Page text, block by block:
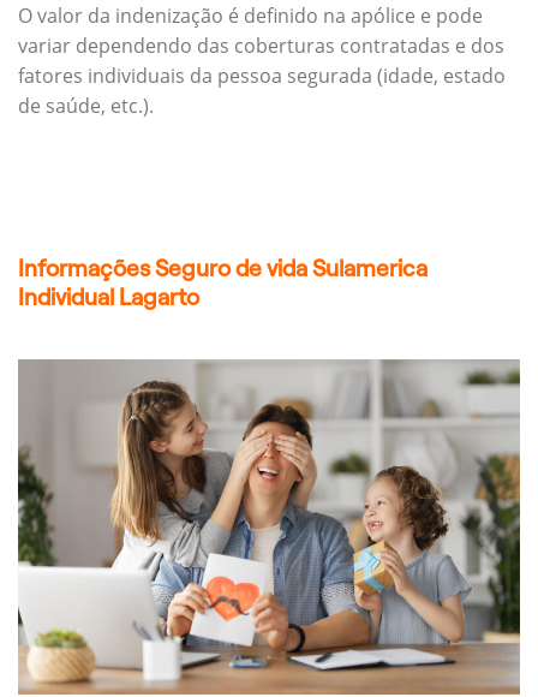
O valor da indenização é definido na apólice e pode
variar dependendo das coberturas contratadas e dos
fatores individuais da pessoa segurada (idade, estado
de saúde, etc.).
Informações Seguro de vida Sulamerica
Individual Lagarto